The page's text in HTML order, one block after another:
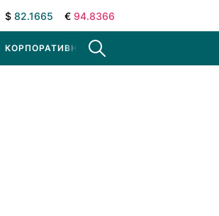
$ 82.1665 € 94.8366
КОРПОРАТИВНЫЕ НОВОСТИ